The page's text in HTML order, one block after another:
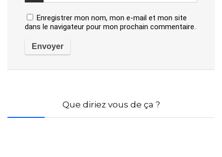
Enregistrer mon nom, mon e-mail et mon site
dans le navigateur pour mon prochain commentaire.
Que diriez vous de ça ?